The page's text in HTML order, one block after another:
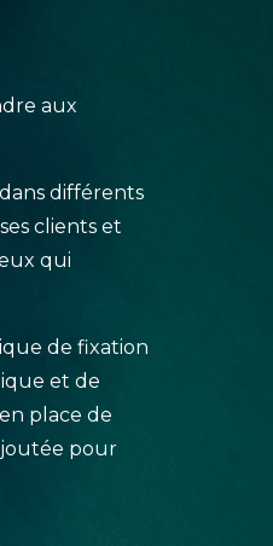
aux
différents
clients et
qui
de fixation
et de
place de
pour